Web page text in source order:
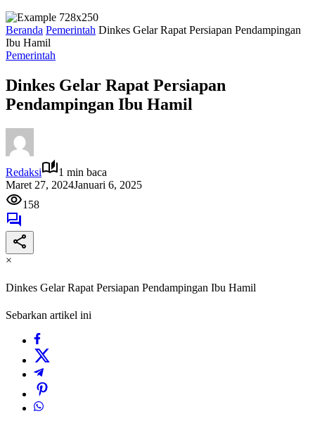
Beranda Pemerintah Dinkes Gelar Rapat Persiapan Pendampingan
Ibu Hamil
Pemerintah
Dinkes Gelar Rapat Persiapan
Pendampingan Ibu Hamil
Redaksi
1 min baca
Maret 27, 2024Januari 6, 2025
158
×
Dinkes Gelar Rapat Persiapan Pendampingan Ibu Hamil
Sebarkan artikel ini